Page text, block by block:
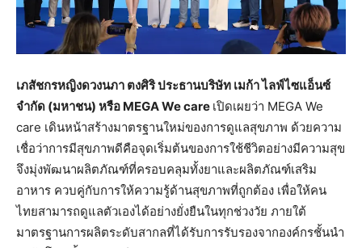
เภสัชกรหญิงดวงนภา ตงศิริ ประธานบริษัท เมก้า ไลฟ์ไซแอ็นซ์
จำกัด (มหาชน) หรือ MEGA We care เปิดเผยว่า MEGA We
care เดินหน้าสร้างมาตรฐานใหม่ของการดูแลสุขภาพ ด้วยความ
เชื่อว่าการมีสุขภาพดีคือจุดเริ่มต้นของการใช้ชีวิตอย่างมีความสุข
จึงมุ่งพัฒนาผลิตภัณฑ์ที่ครอบคลุมทั้งยาและผลิตภัณฑ์เสริม
อาหาร ควบคู่กับการให้ความรู้ด้านสุขภาพที่ถูกต้อง เพื่อให้คน
ไทยสามารถดูแลตัวเองได้อย่างยั่งยืนในทุกช่วงวัย ภายใต้
มาตรฐานการผลิตระดับสากลที่ได้รับการรับรองจากองค์กรชั้นนำ